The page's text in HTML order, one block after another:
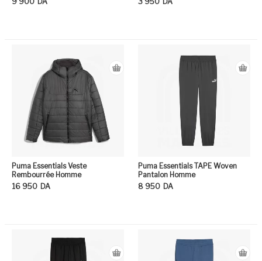
Puma Essentials Veste
Rembourrée Homme
16 950 DA
Puma Essentials TAPE Woven
Pantalon Homme
8 950 DA